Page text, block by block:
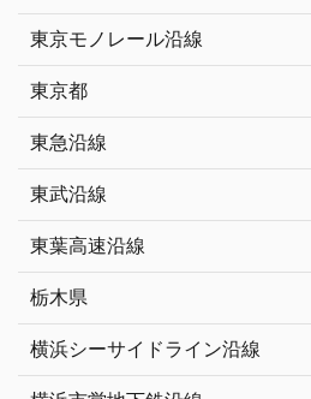
東京モノレール沿線
東京都
東急沿線
東武沿線
東葉高速沿線
栃木県
横浜シーサイドライン沿線